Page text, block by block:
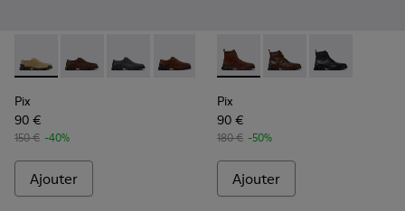
Pix - K101076-006 - Chaussures en cuir suédé marron Pour
Pix - K101076-010 - Chaussures en cuir marron pour
Pix - K101076-008 - Chaussures en cuir gris
Pix - K101076-005 - Chaussures en
Pix - K101076-003 -
Pix - K101076-001 -
Pix
90 €
150 € -40%
Ajouter
Pix - K300542-003 -
Pix - K300542-005 -
Pix -
Pix
90 €
180 € -50%
Ajouter